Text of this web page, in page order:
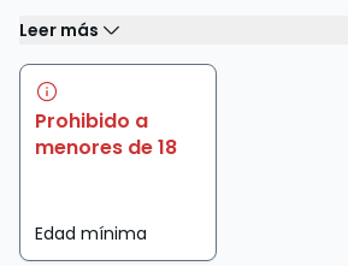
Leer más
Prohibido a
menores de 18
Edad mínima